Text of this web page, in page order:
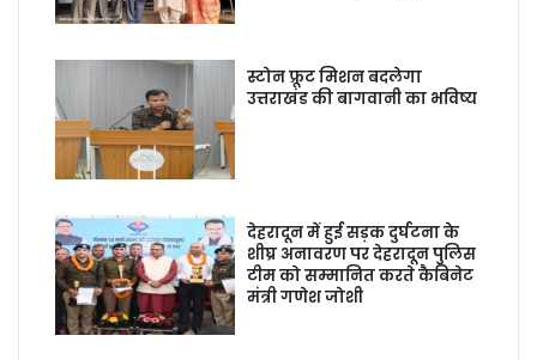
स्टोन फ्रूट मिशन बदलेगा
उत्तराखंड की बागवानी का भविष्य
देहरादून में हुई सड़क दुर्घटना के
शीघ्र अनावरण पर देहरादून पुलिस
टीम को सम्मानित करते कैबिनेट
मंत्री गणेश जोशी